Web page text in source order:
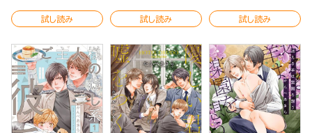
試し読み 試し読み 試し読み